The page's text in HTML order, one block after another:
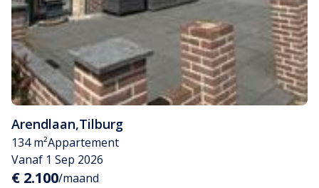
Arendlaan,Tilburg
134 m²Appartement
Vanaf 1 Sep 2026
€ 2.100/maand